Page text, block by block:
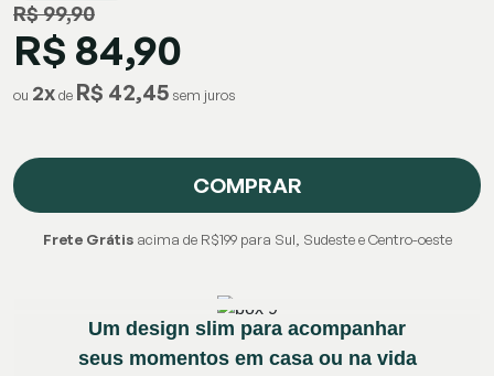
R$ 99,90
R$ 84,90
ou 2xde R$ 42,45
COMPRAR
Frete Grátisacima de R$199 para Sul, Sudeste e Centro-oeste
Um design slim para acompanhar
seus momentos em casa ou na vida